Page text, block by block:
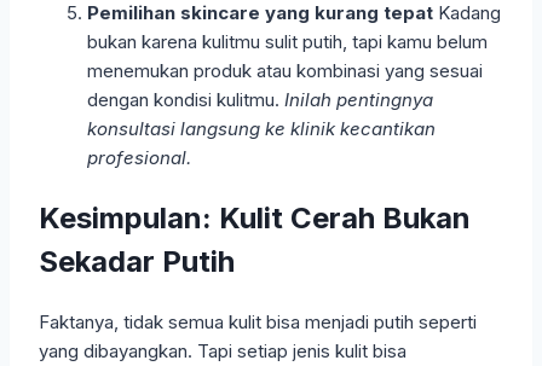
Pemilihan skincare yang kurang tepat Kadang
bukan karena kulitmu sulit putih, tapi kamu belum
menemukan produk atau kombinasi yang sesuai
dengan kondisi kulitmu. Inilah pentingnya
konsultasi langsung ke klinik kecantikan
profesional.
Kesimpulan: Kulit Cerah Bukan
Sekadar Putih
Faktanya, tidak semua kulit bisa menjadi putih seperti
yang dibayangkan. Tapi setiap jenis kulit bisa